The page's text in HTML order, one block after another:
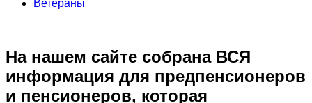
Ветераны
На нашем сайте собрана ВСЯ
информация для предпенсионеров
и пенсионеров, которая